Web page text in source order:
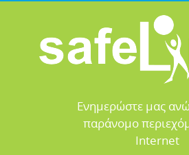
Ενημερώστε μας
παράνομο
Internet